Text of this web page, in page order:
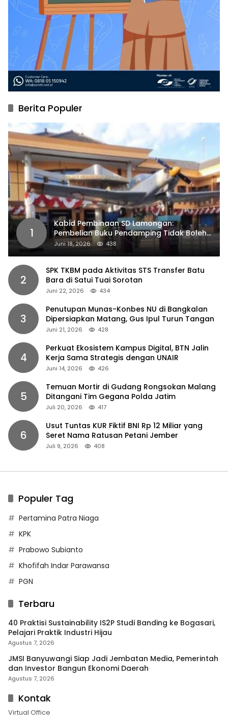
Berita Populer
1
Kabid Pembinaan SD Lamongan:
Pembelian Buku Pendamping Tidak Boleh
Dipaksakan
Juni 18, 2026 438
2
SPK TKBM pada Aktivitas STS Transfer Batu
Bara di Satui Tuai Sorotan
Juni 22, 2026 434
3
Penutupan Munas-Konbes NU di Bangkalan
Dipersiapkan Matang, Gus Ipul Turun Tangan
Juni 21, 2026 428
4
Perkuat Ekosistem Kampus Digital, BTN Jalin
Kerja Sama Strategis dengan UNAIR
Juni 14, 2026 426
5
Temuan Mortir di Gudang Rongsokan Malang
Ditangani Tim Gegana Polda Jatim
Juli 20, 2026 417
6
Usut Tuntas KUR Fiktif BNI Rp 12 Miliar yang
Seret Nama Ratusan Petani Jember
Juli 9, 2026 408
Populer Tag
Pertamina Patra Niaga
KPK
Prabowo Subianto
Khofifah Indar Parawansa
PGN
Terbaru
40 Praktisi Sustainability IS2P Studi Banding ke Bogasari,
Pelajari Praktik Industri Hijau
Agustus 7, 2026
JMSI Banyuwangi Siap Jadi Jembatan Media, Pemerintah
dan Investor Bangun Ekonomi Daerah
Agustus 7, 2026
Kontak
Virtual Office